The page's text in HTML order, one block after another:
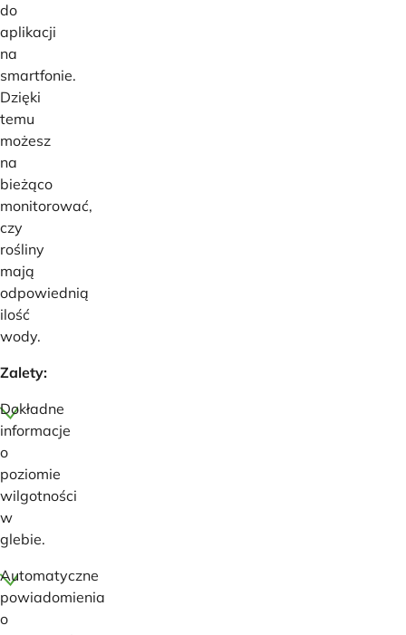
do
aplikacji
na
smartfonie.
Dzięki
temu
możesz
na
bieżąco
monitorować,
czy
rośliny
mają
odpowiednią
ilość
wody.
Zalety:
Dokładne
informacje
o
poziomie
wilgotności
w
glebie.
Automatyczne
powiadomienia
o